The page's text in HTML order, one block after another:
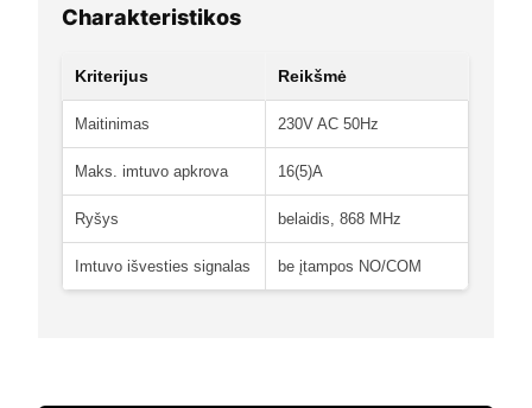
Charakteristikos
Kriterijus Reikšmė
Maitinimas 230V AC 50Hz
Maks. imtuvo apkrova 16(5)A
Ryšys belaidis, 868 MHz
Imtuvo išvesties signalas be įtampos NO/COM